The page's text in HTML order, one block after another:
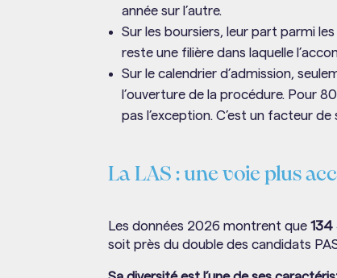
année sur l’autre.
Sur les boursiers, leur part parmi
reste une filière dans laquelle
Sur le calendrier d’admission,
l’ouverture de la procédure. Pour
pas l’exception. C’est un facteur
La LAS : une voie plus
Les données 2026 montrent que134
soit près du double des candidats